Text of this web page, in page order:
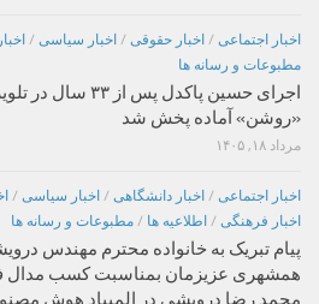
اخبار اجتماعی / اخبار حقوقی / اخبار سیاسی /
مطبوعات و رسانه ها
اجرای حسین پاکدل پس از ۳۳
«روشن» آماده پخش شد
مرداد ۱۸, ۱۴۰۵
اخبار اجتماعی / اخبار دانشگاهی / اخبار سیاسی /
اخبار فرهنگی / اطلاعیه ها / مطبوعات و رسانه ها
پیام تبریک به خانواده محترم مهندس
همشهری عزیزمان بمناسبت کسب مدال
محمد رضا درویشی در المپیاد هوش